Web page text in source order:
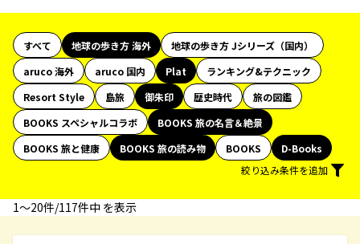
すべて 地球の歩き方 海外
地球の歩き方 Jシリーズ（国内）
aruco 海外
aruco 国内 Plat
ランキング&テクニック
Resort Style
島旅 御朱印 歴史時代
旅の図鑑
BOOKS スペシャルコラボ
BOOKS 旅の名言＆絶景
BOOKS 旅と健康
BOOKS 旅の読み物 BOOKS
D-Books
絞り込み条件を追加
1〜20件/117件中 を表示